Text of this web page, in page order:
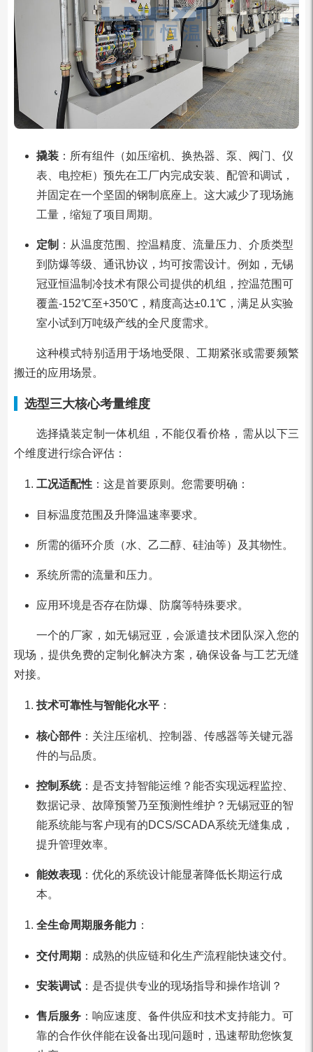
撬装：所有组件（如压缩机、换热器、泵、阀门、仪
表、电控柜）预先在工厂内完成安装、配管和调试，
并固定在一个坚固的钢制底座上。这大减少了现场施
工量，缩短了项目周期。
定制 ：从温度范围、控温精度、流量压力、介质类型
到防爆等级、通讯协议，均可按需设计。例如，无锡
冠亚恒温制冷技术有限公司提供的机组，控温范围可
覆盖-152℃至+350℃，精度高达±0.1℃，满足从实验
室小试到万吨级产线的全尺度需求。
这种模式特别适用于场地受限、工期紧张或需要频繁
搬迁的应用场景。
选型三大核心考量维度
选择撬装定制一体机组，不能仅看价格，需从以下三
个维度进行综合评估：
工况适配性：这是首要原则。您需要明确：
目标温度范围及升降温速率要求。
所需的循环介质（水、乙二醇、硅油等）及其物性。
系统所需的流量和压力。
应用环境是否存在防爆、防腐等特殊要求。
一个的厂家，如无锡冠亚，会派遣技术团队深入您的
现场，提供免费的定制化解决方案，确保设备与工艺无缝
对接。
技术可靠性与智能化水平：
核心部件：关注压缩机、控制器、传感器等关键元器
件的与品质。
控制系统：是否支持智能运维？能否实现远程监控、
数据记录、故障预警乃至预测性维护？无锡冠亚的智
能系统能与客户现有的DCS/SCADA系统无缝集成，
提升管理效率。
能效表现：优化的系统设计能显著降低长期运行成
本。
全生命周期服务能力 ：
交付周期 ：成熟的供应链和化生产流程能快速交付。
安装调试：是否提供专业的现场指导和操作培训？
售后服务：响应速度、备件供应和技术支持能力。可
靠的合作伙伴能在设备出现问题时，迅速帮助您恢复